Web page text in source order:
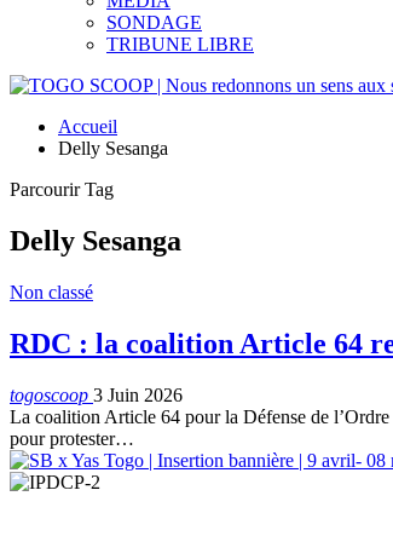
SONDAGE
TRIBUNE LIBRE
Accueil
Delly Sesanga
Parcourir Tag
Delly Sesanga
Non classé
RDC : la coalition Article 64
togoscoop 3 Juin 2026
La coalition Article 64 pour la Défense de
pour protester…